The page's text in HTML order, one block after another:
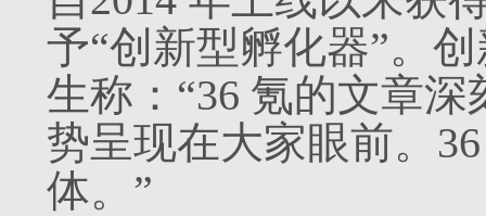
予“创新型孵化器”。
生称：“36 氪的文章
势呈现在大家眼前。
体。”